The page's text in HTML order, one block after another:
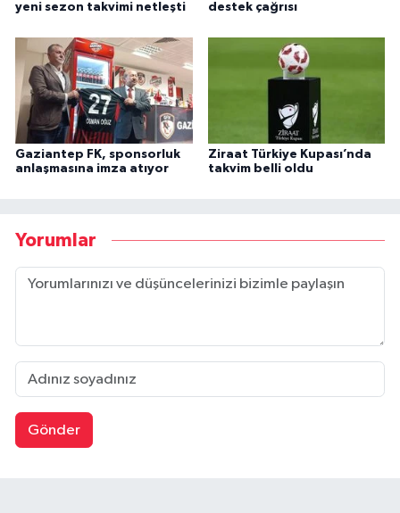
yeni sezon takvimi netleşti
destek çağrısı
Gaziantep FK, sponsorluk
anlaşmasına imza atıyor
Ziraat Türkiye Kupası’nda
takvim belli oldu
Yorumlar
Gönder